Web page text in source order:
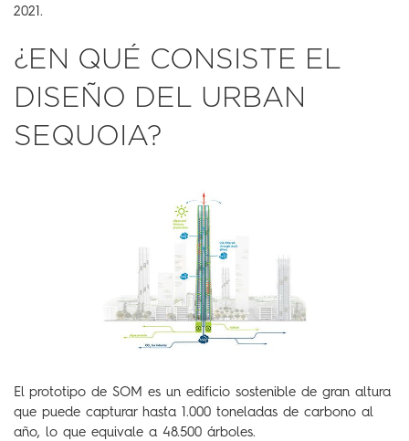
2021.
¿EN QUÉ CONSISTE EL
DISEÑO DEL URBAN
SEQUOIA?
El prototipo de SOM es un edificio sostenible de gran altura
que puede capturar hasta 1.000 toneladas de carbono al
año, lo que equivale a 48.500 árboles.